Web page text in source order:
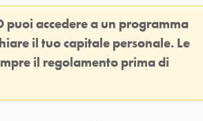
puoi accedere a un programma
il tuo capitale personale. Le
il regolamento prima di